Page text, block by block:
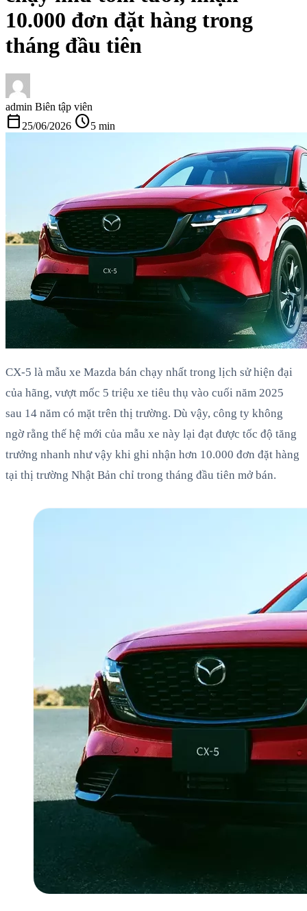
10.000 đơn đặt hàng trong
tháng đầu tiên
admin Biên tập viên
calendar_today 25/06/2026 schedule5 min
CX-5 là mẫu xe Mazda bán chạy nhất trong lịch sử hiện đại
của hãng, vượt mốc 5 triệu xe tiêu thụ vào cuối năm 2025
sau 14 năm có mặt trên thị trường. Dù vậy, công ty không
ngờ rằng thế hệ mới của mẫu xe này lại đạt được tốc độ tăng
trưởng nhanh như vậy khi ghi nhận hơn 10.000 đơn đặt hàng
tại thị trường Nhật Bản chỉ trong tháng đầu tiên mở bán.